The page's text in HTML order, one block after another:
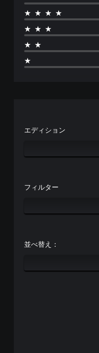
★★★★
★★★
★★
★
エディション
フィルター
並べ替え：